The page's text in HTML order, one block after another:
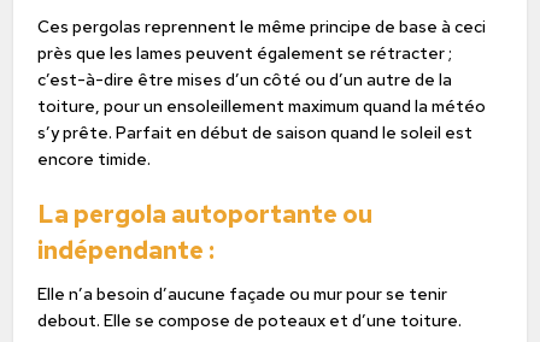
Ces pergolas reprennent le même principe de base à ceci
près que les lames peuvent également se rétracter ;
c’est-à-dire être mises d’un côté ou d’un autre de la
toiture, pour un ensoleillement maximum quand la météo
s’y prête. Parfait en début de saison quand le soleil est
encore timide.
La pergola autoportante ou
indépendante :
Elle n’a besoin d’aucune façade ou mur pour se tenir
debout. Elle se compose de poteaux et d’une toiture.